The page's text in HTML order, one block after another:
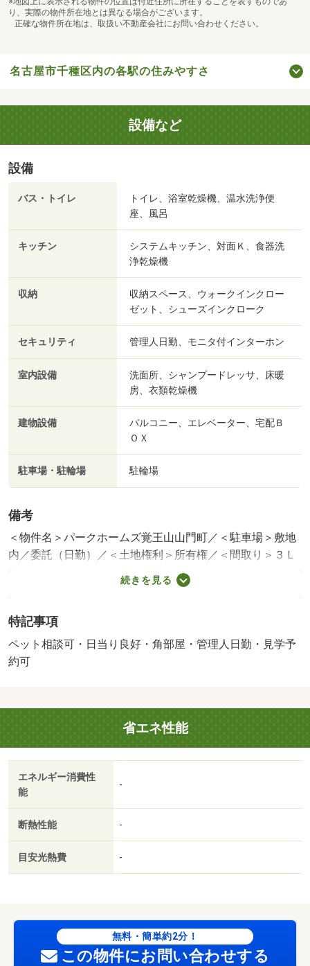
り、実際の物件所在地とは異なる場合がございます。
正確な物件所在地は、取扱い不動産会社にお問い合わせください。
名古屋市千種区内の各駅の住みやすさ
設備など
設備
バス・トイレ
トイレ、浴室乾燥機、温水洗浄便
座、風呂
キッチン
システムキッチン、対面Ｋ、食器洗
浄乾燥機
収納
収納スペース、ウォークインクロー
ゼット、シューズインクローク
セキュリティ 管理人日勤、モニタ付インターホン
室内設備
洗面所、シャンプードレッサ、床暖
房、衣類乾燥機
建物設備
バルコニー、エレベーター、宅配Ｂ
ＯＸ
駐車場・駐輪場 駐輪場
備考
＜物件名＞パークホームズ覚王山山門町／＜駐車場＞敷地
内／委託（日勤）／＜土地権利＞所有権／＜間取り＞３Ｌ
ＤＫ／＜用途地域＞近隣商業あり／＜特徴＞【即内見可・
定休日無し】◇２階部分の南向き！◆ＬＤＫは広々約２１
徒歩１０分以内・南向き・システムキッチン
販売戸数：1戸／管理費等帯：41010円／修繕積立金帯：
21910円
続きを見る
特記事項
ペット相談可・日当り良好・角部屋・管理人日勤・見学予
約可
省エネ性能
エネルギー消費性
能
-
断熱性能 -
目安光熱費 -
無料・簡単約2分！
この物件にお問い合わせする